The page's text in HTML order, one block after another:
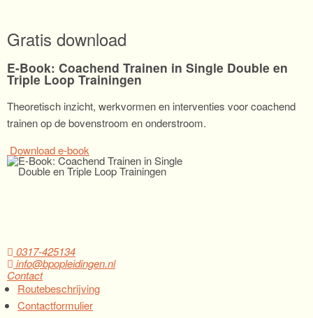
Gratis download
E-Book: Coachend Trainen in Single Double en
Triple Loop Trainingen
Theoretisch inzicht, werkvormen en interventies voor coachend
trainen op de bovenstroom en onderstroom.
Download e-book
0317-425134
info@bpopleidingen.nl
Contact
Routebeschrijving
Contactformulier